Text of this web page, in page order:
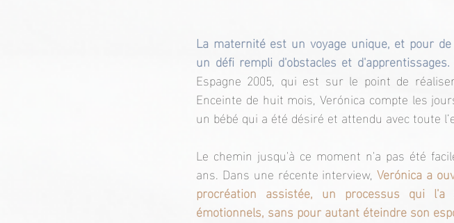
La maternité est un voyage unique, et pour
un défi rempli d'obstacles et d'apprentissages.
Espagne 2005, qui est sur le point de
Enceinte de huit mois, Verónica compte les
un bébé qui a été désiré et attendu avec toute
Le chemin jusqu'à ce moment n'a pas été
ans. Dans une récente interview, Verónica a
procréation assistée, un processus qui
émotionnels, sans pour autant éteindre son